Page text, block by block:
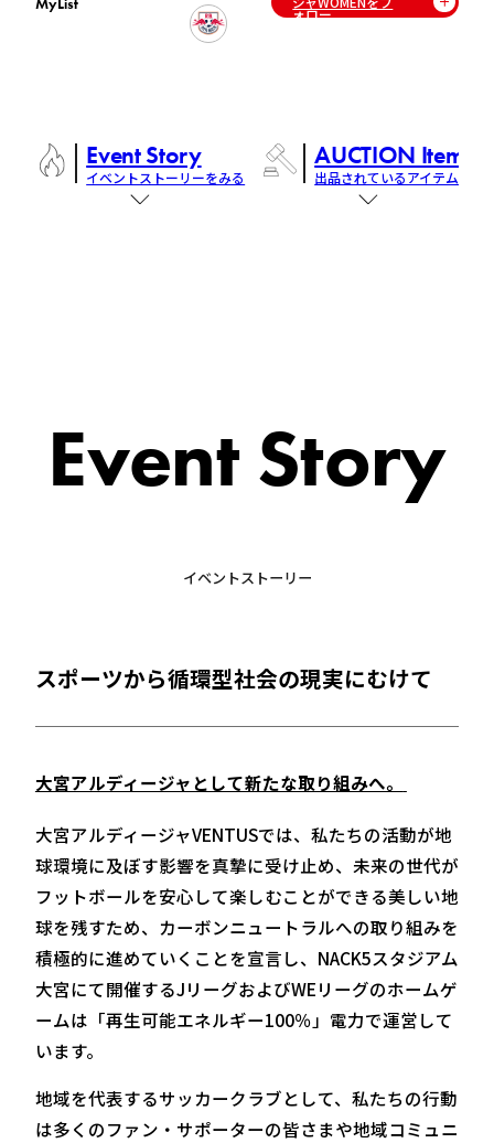
ォロー
Event Story
イベントストーリーをみる
AUCTION Items
出品されているアイテム
Event Story
イベントストーリー
スポーツから循環型社会の現実にむけて
大宮アルディージャとして新たな取り組みへ。
大宮アルディージャVENTUSでは、私たちの活動が地
球環境に及ぼす影響を真摯に受け止め、未来の世代が
フットボールを安心して楽しむことができる美しい地
球を残すため、カーボンニュートラルへの取り組みを
積極的に進めていくことを宣言し、NACK5スタジアム
大宮にて開催するJリーグおよびWEリーグのホームゲ
ームは「再生可能エネルギー100％」電力で運営して
います。
地域を代表するサッカークラブとして、私たちの行動
は多くのファン・サポーターの皆さまや地域コミュニ